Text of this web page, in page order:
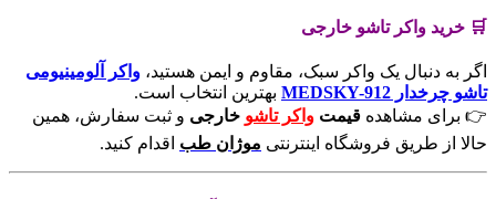
🛒 خرید واکر تاشو خارجی
اگر به دنبال یک واکر سبک، مقاوم و ایمن هستید، واکر آلومینیومی
تاشو چرخدار MEDSKY-912
بهترین انتخاب است.
👉 برای مشاهده قیمت واکر تاشو خارجی و ثبت سفارش، همین
حالا از طریق فروشگاه اینترنتی موژان طب اقدام کنید.